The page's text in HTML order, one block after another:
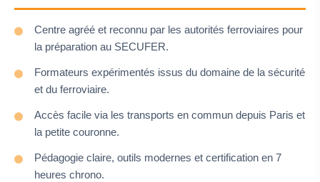
Centre agréé et reconnu par les autorités ferroviaires pour
la préparation au SECUFER.
Formateurs expérimentés issus du domaine de la sécurité
et du ferroviaire.
Accès facile via les transports en commun depuis Paris et
la petite couronne.
Pédagogie claire, outils modernes et certification en 7
heures chrono.